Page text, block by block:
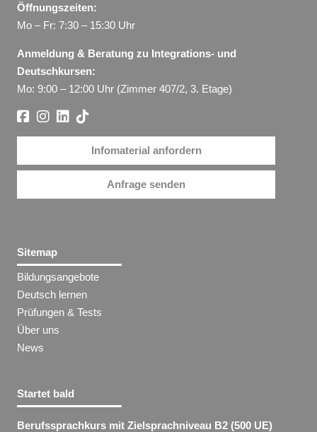
Öffnungszeiten:
Mo – Fr: 7:30 – 15:30 Uhr
Anmeldung & Beratung zu Integrations- und
Deutschkursen:
Mo: 9:00 – 12:00 Uhr (Zimmer 407/2, 3. Etage)
Infomaterial anfordern
Anfrage senden
Sitemap
Bildungsangebote
Deutsch lernen
Prüfungen & Tests
Über uns
News
Startet bald
Berufssprachkurs mit Zielsprachniveau B2 (500 UE)